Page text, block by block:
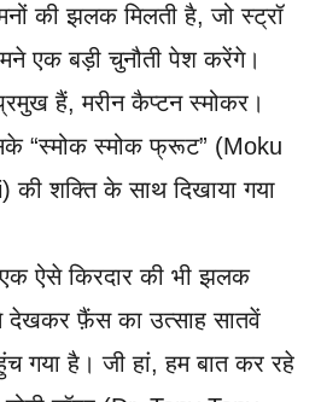
की झलक मिलती है, जो स्ट्रॉ
एक बड़ी चुनौती पेश करेंगे।
हैं, मरीन कैप्टन स्मोकर।
“स्मोक स्मोक फ्रूट” (Moku
की शक्ति के साथ दिखाया गया
ऐसे किरदार की भी झलक
देखकर फ़ैंस का उत्साह सातवें
गया है। जी हां, हम बात कर रहे